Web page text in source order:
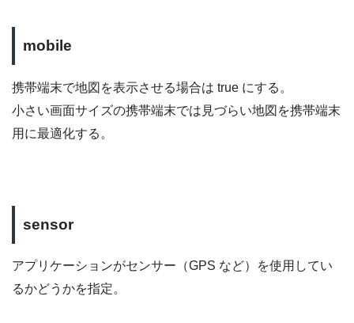
mobile
携帯端末で地図を表示させる場合は true にする。
小さい画面サイズの携帯端末では見づらい地図を携帯端末
用に最適化する。
sensor
アプリケーションがセンサー（GPS など）を使用してい
るかどうかを指定。